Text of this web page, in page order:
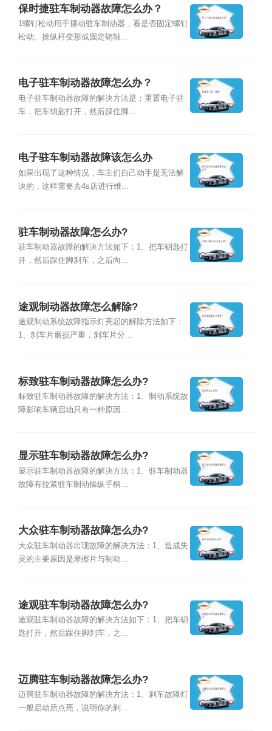
保时捷驻车制动器故障怎么办？
1螺钉松动用手摆动驻车制动器，看是否固定螺钉
松动、操纵杆变形或固定销轴...
电子驻车制动器故障怎么办？
电子驻车制动器故障的解决方法是：重置电子驻
车，把车钥匙打开，然后踩住脚...
电子驻车制动器故障该怎么办
如果出现了这种情况，车主们自己动手是无法解
决的，这样需要去4s店进行维...
驻车制动器故障怎么办?
驻车制动器故障的解决方法如下：1、把车钥匙打
开，然后踩住脚刹车，之后向...
途观制动器故障怎么解除?
途观制动系统故障指示灯亮起的解除方法如下：
1、刹车片磨损严重，刹车片分...
标致驻车制动器故障怎么办?
标致驻车制动器故障的解决方法：1、制动系统故
障影响车辆启动只有一种原因...
显示驻车制动器故障怎么办?
显示驻车制动器故障的解决方法：1、驻车制动器
故障有拉紧驻车制动操纵手柄...
大众驻车制动器故障怎么办?
大众驻车制动器出现故障的解决方法：1、造成失
灵的主要原因是摩擦片与制动...
途观驻车制动器故障怎么办?
途观驻车制动器故障的解决方法如下：1、把车钥
匙打开，然后踩住脚刹车，之...
迈腾驻车制动器故障怎么办?
迈腾驻车制动器故障的解决方法：1、刹车故障灯
一般启动后点亮，说明你的刹...